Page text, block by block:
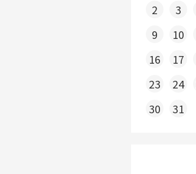
2
3
9
10
16
17
23
24
30
31